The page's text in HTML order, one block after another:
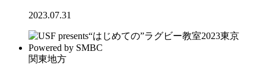
2023.07.31
関東地方